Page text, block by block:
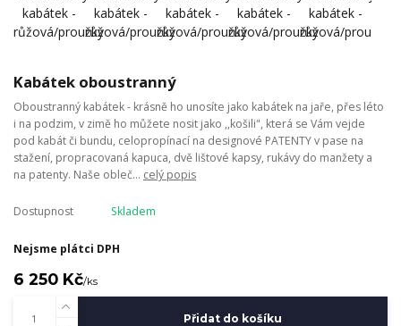
Kabátek oboustranný
Oboustranný kabátek - krásně ho unosíte jako kabátek na jaře, přes léto
i na podzim, v zimě ho můžete nosit jako ,,košili", která se Vám vejde
pod kabát či bundu, celopropínací na designové PATENTY v pase na
stažení, propracovaná kapuca, dvě lištové kapsy, rukávy do manžety a
na patenty. Naše obleč... celý popis
Dostupnost Skladem
Nejsme plátci DPH
6 250 Kč/ks
Přidat do košíku